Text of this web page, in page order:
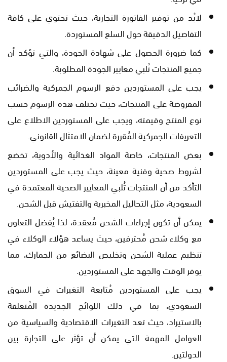
لابُد من توفير الفاتورة التجارية، حيث تحتوي على كافة
التفاصيل الدقيقة حول السلع المستوردة.
كما ضرورة الحصول على شهادة الجودة، والتي تؤكد أن
جميع المنتجات تُلبي معايير الجودة المطلوبة.
يجب على المستوردين دفع الرسوم الجمركية والضرائب
المفروضة على المنتجات، حيث تختلف هذه الرسوم حسب
نوع المنتج وقيمته، ويجب على المستوردين الاطلاع على
التعريفات الجمركية المُقررة لضمان الامتثال القانوني.
بعض المنتجات، خاصة المواد الغذائية والأدوية، تخضع
لشروط صحية وفنية معينة، حيث يجب على المستوردين
التأكد من أن المنتجات تُلبي المعايير الصحية المعتمدة في
السعودية، مثل التحاليل المخبرية والتفتيش قبل الشحن.
يمكن أن تكون إجراءات الشحن مُعقدة، لذا يُفضل التعاون
مع وكلاء شحن مُحترفين، حيث يساعد هؤلاء الوكلاء في
تنظيم عملية الشحن وتخليص البضائع من الجمارك، مما
يوفر الوقت والجهد على المستوردين.
يجب على المستوردين مُتابعة التغيرات في السوق
السعودي، بما في ذلك اللوائح الجديدة المُتعلقة
بالاستيراد، حيث تعد التغيرات الاقتصادية والسياسية من
العوامل المهمة التي يمكن أن تؤثر على التجارة بين
الدولتين.